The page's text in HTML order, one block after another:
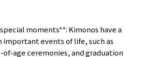
moments**: Kimonos have a
important events of life, such as
age ceremonies, and graduation